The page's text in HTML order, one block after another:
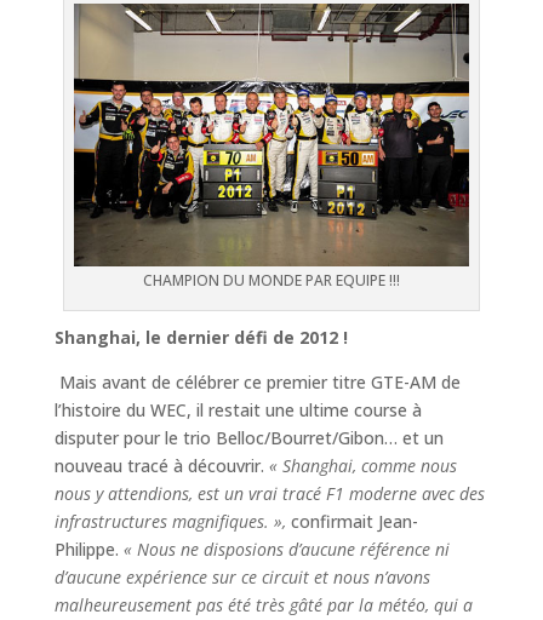
CHAMPION DU MONDE PAR EQUIPE !!!
Shanghai, le dernier défi de 2012 !
Mais avant de célébrer ce premier titre GTE-AM de
l’histoire du WEC, il restait une ultime course à
disputer pour le trio Belloc/Bourret/Gibon… et un
nouveau tracé à découvrir. « Shanghai, comme nous
nous y attendions, est un vrai tracé F1 moderne avec des
infrastructures magnifiques. », confirmait Jean-
Philippe. « Nous ne disposions d’aucune référence ni
d’aucune expérience sur ce circuit et nous n’avons
malheureusement pas été très gâté par la météo, qui a